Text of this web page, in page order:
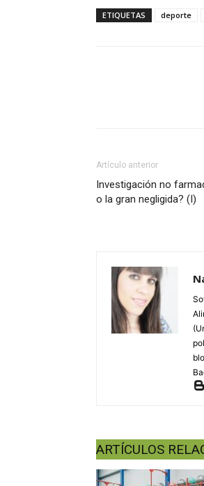
ETIQUETAS deporte
Artículo anterior
Investigación no
o la gran negligida? (I)
ARTÍCULOS